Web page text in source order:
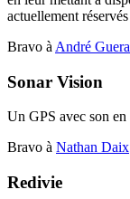
actuellement
Bravo à André
Sonar Vision
Un GPS avec son
Bravo à Nathan Daix
Redivie